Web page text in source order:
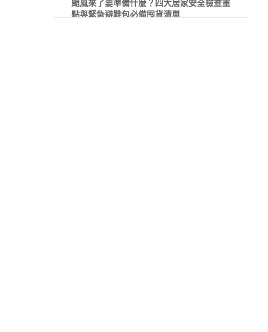
颱風來了要準備什麼？四大居家安全檢查重
點與緊急避難包必備囤貨清單